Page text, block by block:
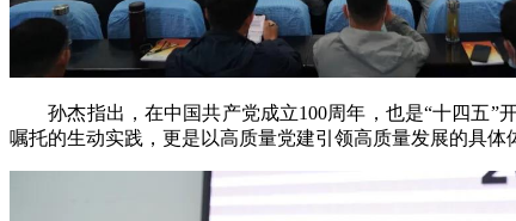
孙杰指出，在中国共产党成立100周年，也是“十四五”
嘱托的生动实践，更是以高质量党建引领高质量发展的具体